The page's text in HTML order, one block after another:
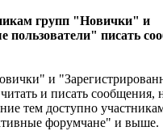
групп "Новички" и
пользователи" писать
и
и писать сообщения,
тем доступно
форумчане" и выше.